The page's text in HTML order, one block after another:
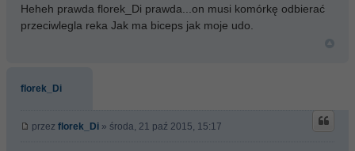
Heheh prawda florek_Di prawda...on musi komórkę odbierać
przeciwlegla reka Jak ma biceps jak moje udo.
florek_Di
przez florek_Di » środa, 21 paź 2015, 15:17